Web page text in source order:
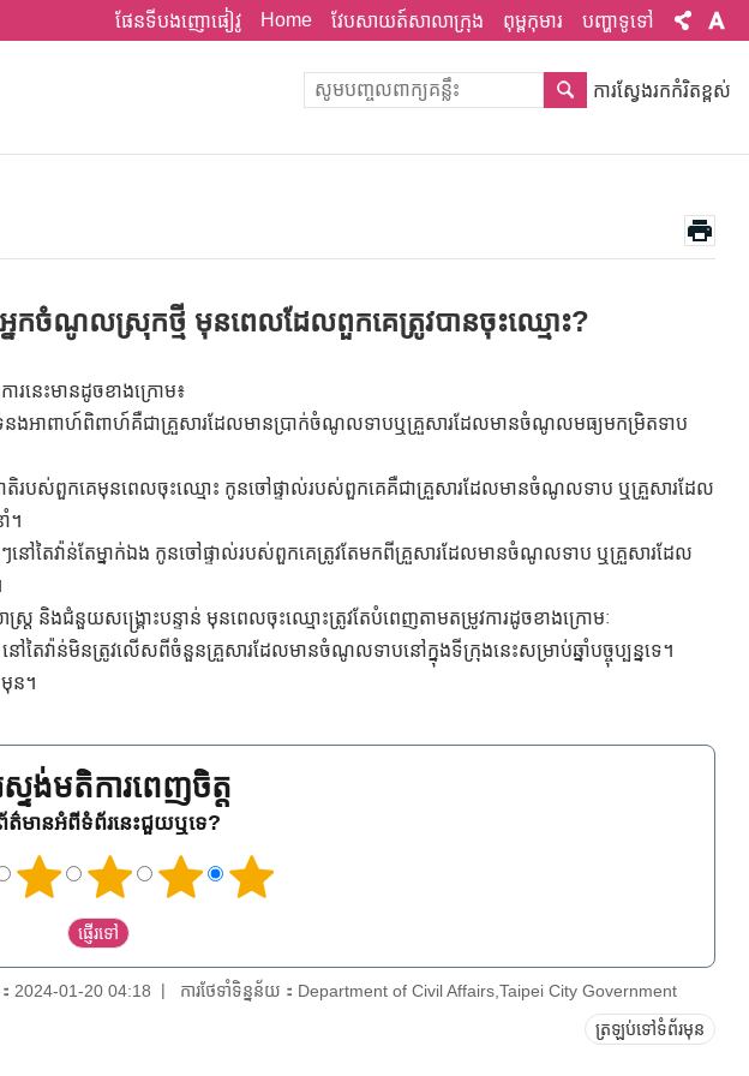
ផែនទីបងញោផៀវូ Home វែបសាយត៍សាលាក្រុង ពុម្ពកុមារ បញ្ហាទូទៅ
ការស្វែងរកកំរិតខ្ពស់
អ្នកចំណូលស្រុកថ្មី មុនពេលដែលពួកគេត្រូវបានចុះឈ្មោះ?
នេះមានដូចខាងក្រោម៖
ទំនងអាពាហ៍ពិពាហ៍គឺជាគ្រួសារដែលមានប្រាក់ចំណូលទាបឬគ្រួសារដែលមានចំណូលមធ្យមកម្រិតទាប
តិរបស់ពួកគេមុនពេលចុះឈ្មោះ កូនចៅផ្ទាល់របស់ពួកគេគឺជាគ្រួសារដែលមានចំណូលទាប ឬគ្រួសារដែល
។
តៃវ៉ាន់តែម្នាក់ឯង កូនចៅផ្ទាល់របស់ពួកគេត្រូវតែមកពីគ្រួសារដែលមានចំណូលទាប ឬគ្រួសារដែល
ស្រ្ត និងជំនួយសង្គ្រោះបន្ទាន់ មុនពេលចុះឈ្មោះត្រូវតែបំពេញតាមតម្រូវការដូចខាងក្រោមៈ
តៃវ៉ាន់មិនត្រូវលើសពីចំនួនគ្រួសារដែលមានចំណូលទាបនៅក្នុងទីក្រុងនេះសម្រាប់ឆ្នាំបច្ចុប្បន្នទេ។
មុន។
ស្ទង់មតិការពេញចិត្ត
ត៌មានអំពីទំព័រនេះជួយឬទេ?
2024-01-20 04:18 ការថែទាំទិន្នន័យ：Department of Civil Affairs,Taipei City Government
ត្រឡប់ទៅទំព័រមុន